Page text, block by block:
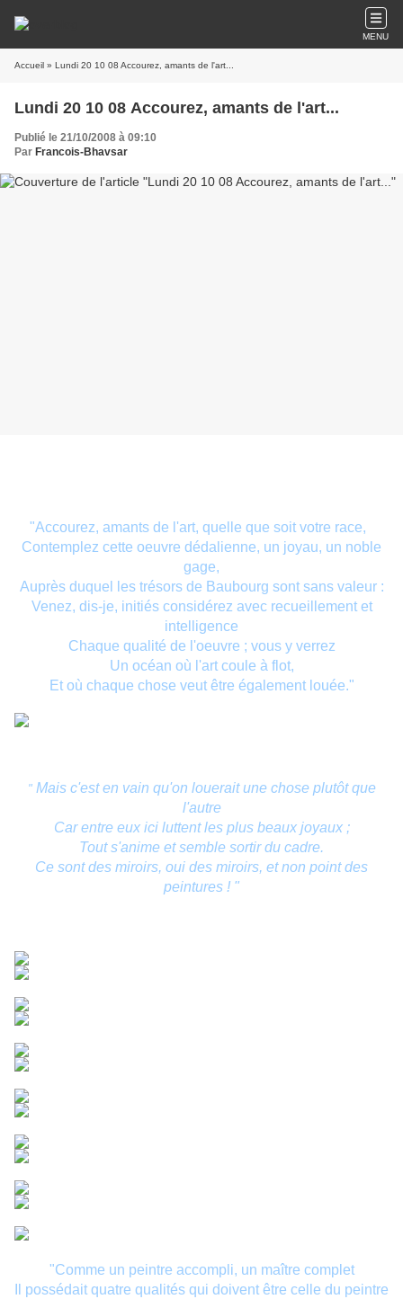
MENU
Accueil » Lundi 20 10 08 Accourez, amants de l'art...
Lundi 20 10 08 Accourez, amants de l'art...
Publié le 21/10/2008 à 09:10
Par Francois-Bhavsar
"Accourez, amants de l'art, quelle que soit votre race,
Contemplez cette oeuvre dédalienne, un joyau, un noble
gage,
Auprès duquel les trésors de Baubourg sont sans valeur :
Venez, dis-je, initiés considérez avec recueillement et
intelligence
Chaque qualité de l'oeuvre ; vous y verrez
Un océan où l'art coule à flot,
Et où chaque chose veut être également louée."
"Mais c'est en vain qu'on louerait une chose plutôt que
l'autre
Car entre eux ici luttent les plus beaux joyaux ;
Tout s'anime et semble sortir du cadre.
Ce sont des miroirs, oui des miroirs, et non point des
peintures ! "
"Comme un peintre accompli, un maître complet
Il possédait quatre qualités qui doivent être celle du peintre